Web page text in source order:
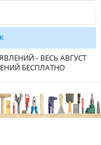
- ВЕСЬ АВГУСТ
БЕСПЛАТНО